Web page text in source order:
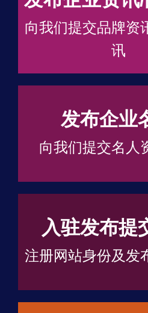
向我们提交品牌资
讯
发布企业
向我们提交名人
入驻发布提
注册网站身份及发